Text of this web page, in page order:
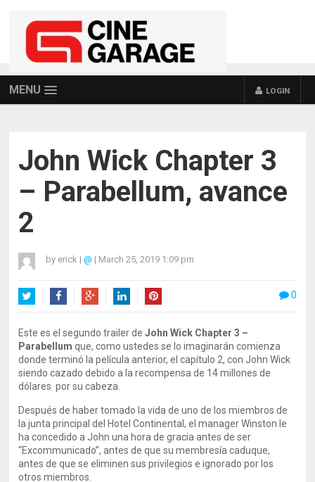
MENU LOGIN
John Wick Chapter 3
– Parabellum, avance
2
by erick | @ | March 25, 2019 1:09 pm
0
Este es el segundo trailer deJohn Wick Chapter 3 –
Parabellum que, como ustedes se lo imaginarán comienza
donde terminó la película anterior, el capítulo 2, con John Wick
siendo cazado debido a la recompensa de 14 millones de
dólares por su cabeza.
Después de haber tomado la vida de uno de los miembros de
la junta principal del Hotel Continental, el manager Winston le
ha concedido a John una hora de gracia antes de ser
“Excommunicado”, antes de que su membresía caduque,
antes de que se eliminen sus privilegios e ignorado por los
otros miembros.